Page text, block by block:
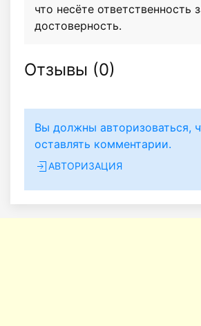
что несёте ответственность
достоверность.
Отзывы (0)
Вы должны авторизоваться,
оставлять комментарии.
АВТОРИЗАЦИЯ